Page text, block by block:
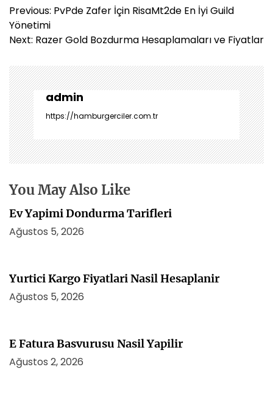
Y
a
z
g
e
z
i
n
m
e
i
Previous: PvPde Zafer İçin RisaMt2de En İyi Guild
Yönetimi
Next: Razer Gold Bozdurma Hesaplamaları ve Fiyatlar
admin
https://hamburgerciler.com.tr
You May Also Like
Ev Yapimi Dondurma Tarifleri
Ağustos 5, 2026
Yurtici Kargo Fiyatlari Nasil Hesaplanir
Ağustos 5, 2026
E Fatura Basvurusu Nasil Yapilir
Ağustos 2, 2026